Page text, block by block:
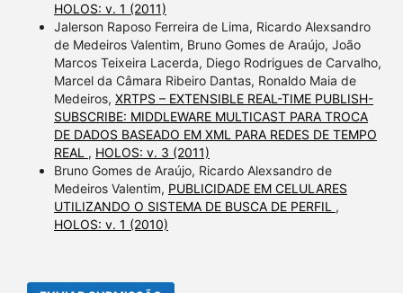
HOLOS: v. 1 (2011)
Jalerson Raposo Ferreira de Lima, Ricardo Alexsandro
de Medeiros Valentim, Bruno Gomes de Araújo, João
Marcos Teixeira Lacerda, Diego Rodrigues de Carvalho,
Marcel da Câmara Ribeiro Dantas, Ronaldo Maia de
Medeiros, XRTPS – EXTENSIBLE REAL-TIME PUBLISH-
SUBSCRIBE: MIDDLEWARE MULTICAST PARA TROCA
DE DADOS BASEADO EM XML PARA REDES DE TEMPO
REAL , HOLOS: v. 3 (2011)
Bruno Gomes de Araújo, Ricardo Alexsandro de
Medeiros Valentim, PUBLICIDADE EM CELULARES
UTILIZANDO O SISTEMA DE BUSCA DE PERFIL ,
HOLOS: v. 1 (2010)